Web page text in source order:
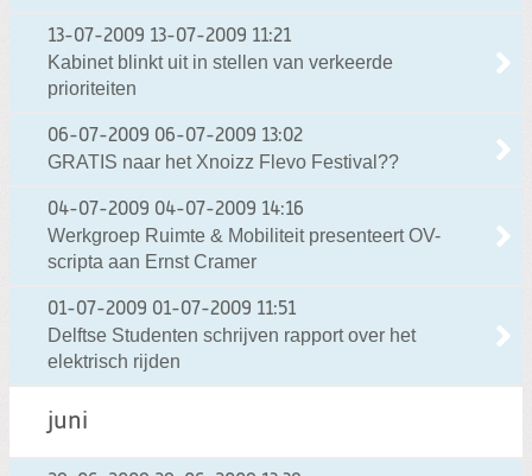
13-07-2009 13-07-2009 11:21
Kabinet blinkt uit in stellen van verkeerde
prioriteiten
06-07-2009 06-07-2009 13:02
GRATIS naar het Xnoizz Flevo Festival??
04-07-2009 04-07-2009 14:16
Werkgroep Ruimte & Mobiliteit presenteert OV-
scripta aan Ernst Cramer
01-07-2009 01-07-2009 11:51
Delftse Studenten schrijven rapport over het
elektrisch rijden
juni